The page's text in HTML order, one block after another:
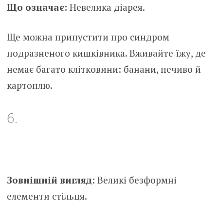
Що означає: Невелика діарея.
Ще можна припустити про синдром
подразненого кишківника. Вживайте їжу, де
немає багато клітковини: банани, печиво й
картоплю.
6.
Зовнішній вигляд: Великі безформні
елементи стільця.